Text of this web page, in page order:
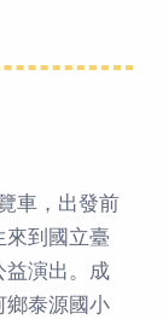
車，出發前
來到國立臺
益演出。成
鄉泰源國小